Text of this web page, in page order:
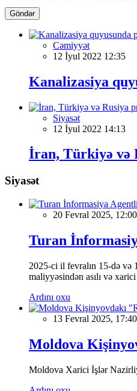
Göndər
Cəmiyyət
12 İyul 2022 12:35
Kanalizasiya
Siyasət
12 İyul 2022 14:13
İran, Türkiyə və
Siyasət
20 Fevral 2025, 12:00
Turan
2025-ci il fevralın 15-də və
maliyyəsindən asılı və
Ardını oxu
13 Fevral 2025, 17:40
Moldova
Moldova Xarici İşlər